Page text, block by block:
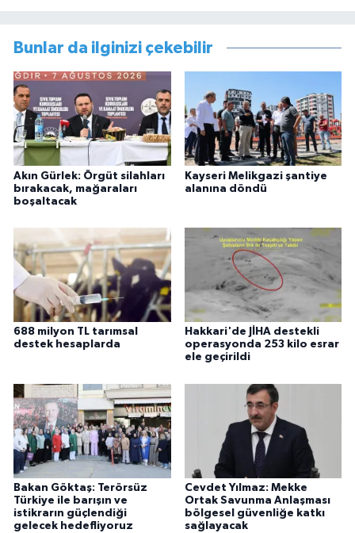
Bunlar da ilginizi çekebilir
Akın Gürlek: Örgüt silahları
bırakacak, mağaraları
boşaltacak
Kayseri Melikgazi şantiye
alanına döndü
688 milyon TL tarımsal
destek hesaplarda
Hakkari'de JİHA destekli
operasyonda 253 kilo esrar
ele geçirildi
Bakan Göktaş: Terörsüz
Türkiye ile barışın ve
istikrarın güçlendiği
gelecek hedefliyoruz
Cevdet Yılmaz: Mekke
Ortak Savunma Anlaşması
bölgesel güvenliğe katkı
sağlayacak